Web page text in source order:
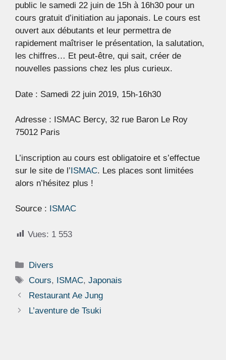
public le samedi 22 juin de 15h à 16h30 pour un
cours gratuit d’initiation au japonais. Le cours est
ouvert aux débutants et leur permettra de
rapidement maîtriser le présentation, la salutation,
les chiffres… Et peut-être, qui sait, créer de
nouvelles passions chez les plus curieux.
Date : Samedi 22 juin 2019, 15h-16h30
Adresse : ISMAC Bercy, 32 rue Baron Le Roy
75012 Paris
L’inscription au cours est obligatoire et s’effectue
sur le site de l’ISMAC. Les places sont limitées
alors n’hésitez plus !
Source : ISMAC
Vues: 1 553
Catégories
Divers
Étiquettes
Cours, ISMAC,Japonais
Restaurant Ae Jung
L’aventure de Tsuki